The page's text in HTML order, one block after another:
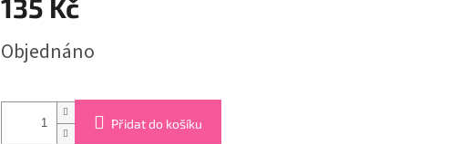
135 Kč
cena:
Objednáno
Přidat do košíku